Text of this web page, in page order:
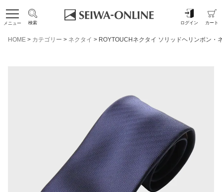
メニュー 検索 ログイン カート
HOME カテゴリー ネクタイ ROYTOUCHネクタイ ソリッドヘリンボン・